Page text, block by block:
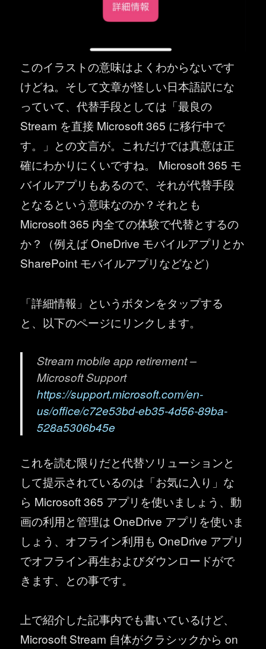
このイラストの意味はよくわからないです
けどね。そして文章が怪しい日本語訳にな
っていて、代替手段としては「最良の
Stream を直接 Microsoft 365 に移行中で
す。」との文言が。これだけでは真意は正
確にわかりにくいですね。 Microsoft 365 モ
バイルアプリもあるので、それが代替手段
となるという意味なのか？それとも
Microsoft 365 内全ての体験で代替とするの
か？（例えば OneDrive モバイルアプリとか
SharePoint モバイルアプリなどなど）
「詳細情報」というボタンをタップする
と、以下のページにリンクします。
Stream mobile app retirement –
Microsoft Support
https://support.microsoft.com/en-
us/office/c72e53bd-eb35-4d56-89ba-
528a5306b45e
これを読む限りだと代替ソリューションと
して提示されているのは「お気に入り」な
ら Microsoft 365 アプリを使いましょう、動
画の利用と管理は OneDrive アプリを使いま
しょう、オフライン利用も OneDrive アプリ
でオフライン再生およびダウンロードがで
きます、との事です。
上で紹介した記事内でも書いているけど、
Microsoft Stream 自体がクラシックから on